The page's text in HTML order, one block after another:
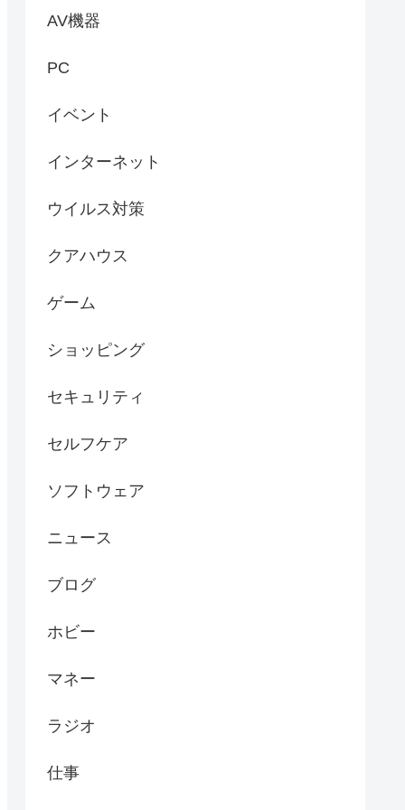
AV機器
PC
イベント
インターネット
ウイルス対策
クアハウス
ゲーム
ショッピング
セキュリティ
セルフケア
ソフトウェア
ニュース
ブログ
ホビー
マネー
ラジオ
仕事